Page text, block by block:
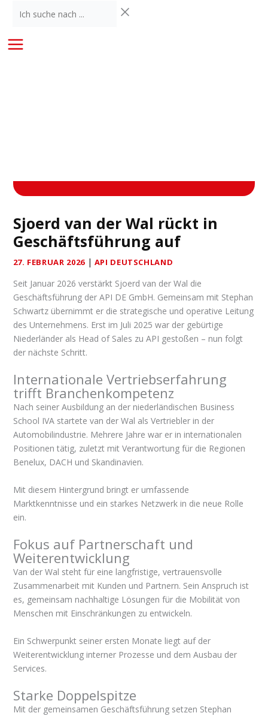
Inhaltsuche
...
Sjoerd van der Wal rückt in
Geschäftsführung auf
27. FEBRUAR 2026 | API DEUTSCHLAND
Seit Januar 2026 verstärkt Sjoerd van der Wal die
Geschäftsführung der API DE GmbH. Gemeinsam mit Stephan
Schwartz übernimmt er die strategische und operative Leitung
des Unternehmens. Erst im Juli 2025 war der gebürtige
Niederländer als Head of Sales zu API gestoßen – nun folgt
der nächste Schritt.
Internationale Vertriebserfahrung
trifft Branchenkompetenz
Nach seiner Ausbildung an der niederländischen Business
School IVA startete van der Wal als Vertriebler in der
Automobilindustrie. Mehrere Jahre war er in internationalen
Positionen tätig, zuletzt mit Verantwortung für die Regionen
Benelux, DACH und Skandinavien.
Mit diesem Hintergrund bringt er umfassende
Marktkenntnisse und ein starkes Netzwerk in die neue Rolle
ein.
Fokus auf Partnerschaft und
Weiterentwicklung
Van der Wal steht für eine langfristige, vertrauensvolle
Zusammenarbeit mit Kunden und Partnern. Sein Anspruch ist
es, gemeinsam nachhaltige Lösungen für die Mobilität von
Menschen mit Einschränkungen zu entwickeln.
Ein Schwerpunkt seiner ersten Monate liegt auf der
Weiterentwicklung interner Prozesse und dem Ausbau der
Services.
Starke Doppelspitze
Mit der gemeinsamen Geschäftsführung setzen Stephan